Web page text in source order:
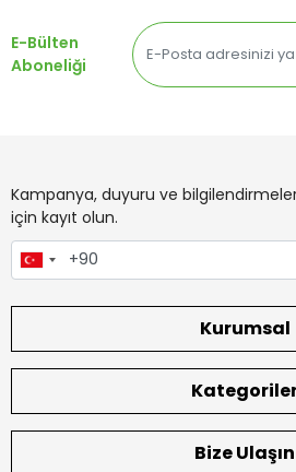
E-Bülten
Aboneliği
Kampanya, duyuru ve
için kayıt olun.
Kurumsal
Bize Ulaşın